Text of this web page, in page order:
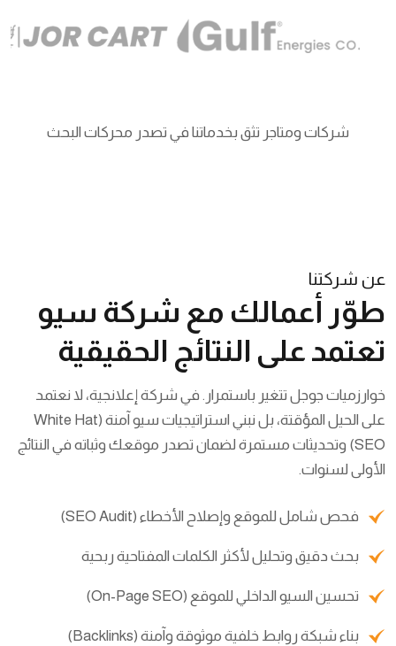
شركات ومتاجر تثق بخدماتنا في تصدر محركات البحث
عن شركتنا
طوّر أعمالك مع شركة سيو
تعتمد على النتائج الحقيقية
خوارزميات جوجل تتغير باستمرار. في شركة إعلانجية، لا نعتمد
على الحيل المؤقتة، بل نبني استراتيجيات سيو آمنة (White Hat
SEO) وتحديثات مستمرة لضمان تصدر موقعك وثباته في النتائج
الأولى لسنوات.
فحص شامل للموقع وإصلاح الأخطاء (SEO Audit)
بحث دقيق وتحليل لأكثر الكلمات المفتاحية ربحية
تحسين السيو الداخلي للموقع (On-Page SEO)
بناء شبكة روابط خلفية موثوقة وآمنة (Backlinks)